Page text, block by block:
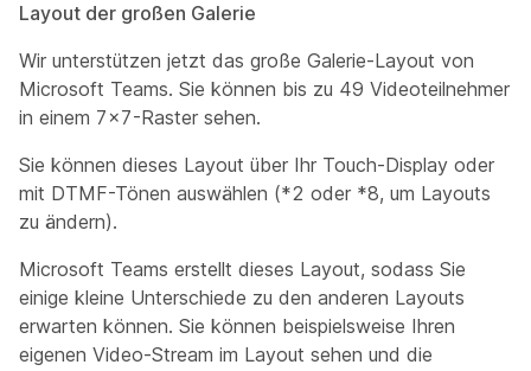
Layout der großen Galerie
Wir unterstützen jetzt das große Galerie-Layout von
Microsoft Teams. Sie können bis zu 49 Videoteilnehmer
in einem 7x7-Raster sehen.
Sie können dieses Layout über Ihr Touch-Display oder
mit DTMF-Tönen auswählen (*2 oder *8, um Layouts
zu ändern).
Microsoft Teams erstellt dieses Layout, sodass Sie
einige kleine Unterschiede zu den anderen Layouts
erwarten können. Sie können beispielsweise Ihren
eigenen Video-Stream im Layout sehen und die